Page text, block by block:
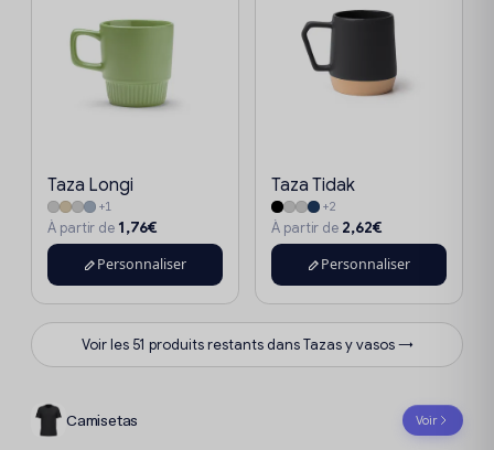
Taza Longi
+1
À partir de 1,76€
Personnaliser
Taza Tidak
+2
À partir de 2,62€
Personnaliser
Voir les 51 produits restants dans Tazas y vasos →
Camisetas Voir